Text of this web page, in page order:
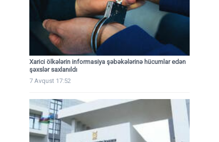
Xarici ölkələrin informasiya şəbəkələrinə hücumlar edən
şəxslər saxlanıldı
7 Avqust 17:52